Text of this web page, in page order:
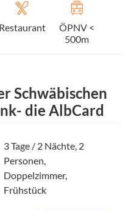
Restaurant
ÖPNV <
500m
Schwäbischen
die AlbCard
3 Tage / 2 Nächte, 2
Personen,
Doppelzimmer,
Frühstück